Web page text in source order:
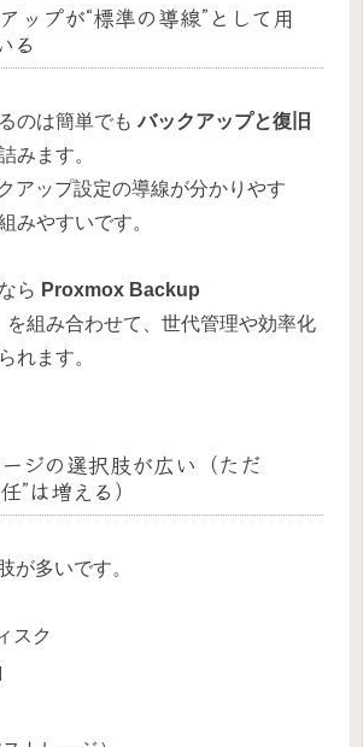
ップが“標準の導線”として用
る
のは簡単でもバックアップと復旧
みます。
アップ設定の導線が分かりやす
みやすいです。
ら Proxmox Backup
を組み合わせて、世代管理や効率化
れます。
ジの選択肢が広い（ただ
”は増える）
が多いです。
スク